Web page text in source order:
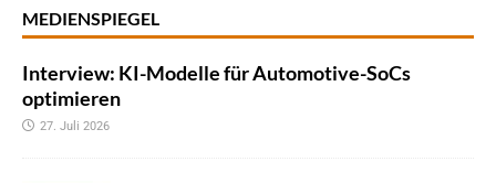
MEDIENSPIEGEL
Interview: KI-Modelle für Automotive-SoCs
optimieren
27. Juli 2026